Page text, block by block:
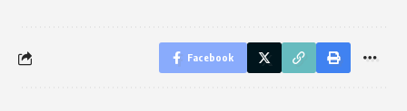
Facebook